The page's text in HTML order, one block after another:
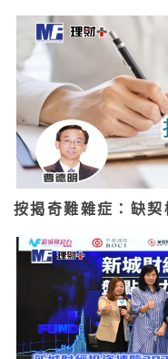
按揭奇難雜症：缺契